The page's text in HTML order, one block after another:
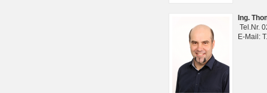
Ing.
Tel.Nr.
E-Mail: